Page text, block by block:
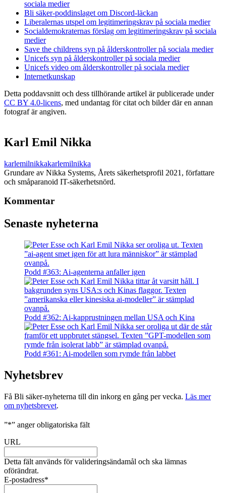
sociala medier
Bli säker-poddinslaget om Discord-läckan
Liberalernas utspel om legitimeringskrav på sociala medier
Socialdemokraternas förslag om legitimeringskrav på sociala
medier
Save the childrens syn på ålderskontroller på sociala medier
Unicefs syn på ålderskontroller på sociala medier
Unicefs video om ålderskontroller på sociala medier
Internetkunskap
Detta poddavsnitt och dess tillhörande artikel är publicerade under
CC BY 4.0-licens, med undantag för citat och bilder där en annan
fotograf är angiven.
Karl Emil Nikka
karlemilnikkakarlemilnikka
Grundare av Nikka Systems, Årets säkerhetsprofil 2021, författare
och småparanoid IT-säkerhetsnörd.
Kommentar
Senaste nyheterna
Podd #363: Ai-agenterna anfaller igen
Podd #362: Ai-kapprustningen mellan USA och Kina
Podd #361: Ai-modellen som rymde från labbet
Nyhetsbrev
Få Bli säker-nyheterna till din inkorg en gång per vecka. Läs mer
om nyhetsbrevet.
”*” anger obligatoriska fält
URL
Detta fält används för valideringsändamål och ska lämnas
oförändrat.
E-postadress*